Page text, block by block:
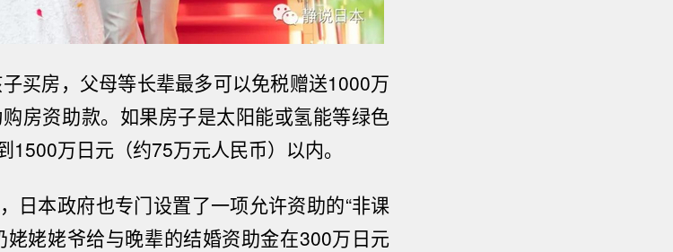
买房，父母等长辈最多可以免税赠送1000万
房资助款。如果房子是太阳能或氢能等绿色
1500万日元（约75万元人民币）以内。
日本政府也专门设置了一项允许资助的“非课
姥姥爷给与晚辈的结婚资助金在300万日元